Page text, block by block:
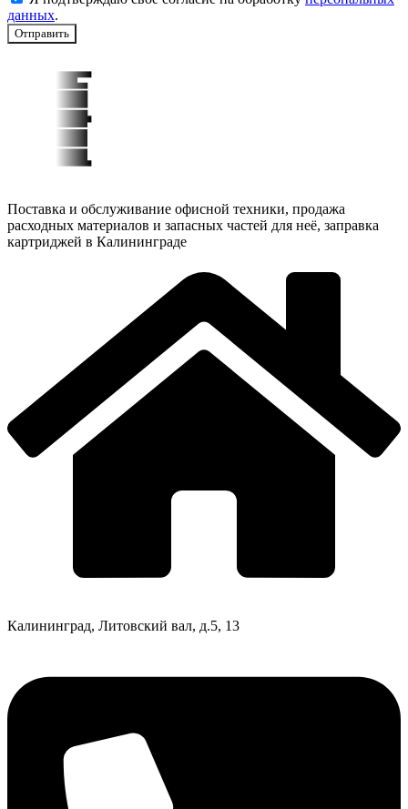
данных.
Отправить
Поставка и обслуживание офисной техники, продажа
расходных материалов и запасных частей для неё, заправка
картриджей в Калининграде
Калининград, Литовский вал, д.5, 13